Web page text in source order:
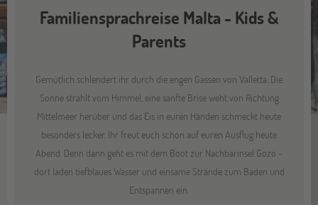
Familiensprachreise Malta - Kids &
Parents
Gemütlich schlendert ihr durch die engen Gassen von Valletta. Die
Sonne strahlt vom Himmel, eine sanfte Brise weht von Richtung
Mittelmeer herüber und das Eis in euren Händen schmeckt heute
besonders lecker. Ihr freut euch schon auf euren Ausflug heute
Abend. Denn dann geht es mit dem Boot zur Nachbarinsel Gozo –
dort laden tiefblaues Wasser und einsame Strände zum Baden und
Entspannen ein.